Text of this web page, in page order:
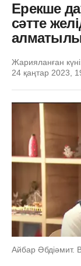
Ерекше
сәтте
Жарияланған
24 қаңтар 2023,
Айбар Әбдіәмит.